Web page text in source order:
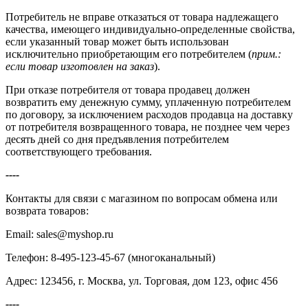
Потребитель не вправе отказаться от товара надлежащего
качества, имеющего индивидуально-определенные свойства,
если указанный товар может быть использован
исключительно приобретающим его потребителем (прим.:
если товар изготовлен на заказ).
При отказе потребителя от товара продавец должен
возвратить ему денежную сумму, уплаченную потребителем
по договору, за исключением расходов продавца на доставку
от потребителя возвращенного товара, не позднее чем через
десять дней со дня предъявления потребителем
соответствующего требования.
----
Контакты для связи с магазином по вопросам обмена или
возврата товаров:
Email: sales@myshop.ru
Телефон: 8-495-123-45-67 (многоканальный)
Адрес: 123456, г. Москва, ул. Торговая, дом 123, офис 456
----